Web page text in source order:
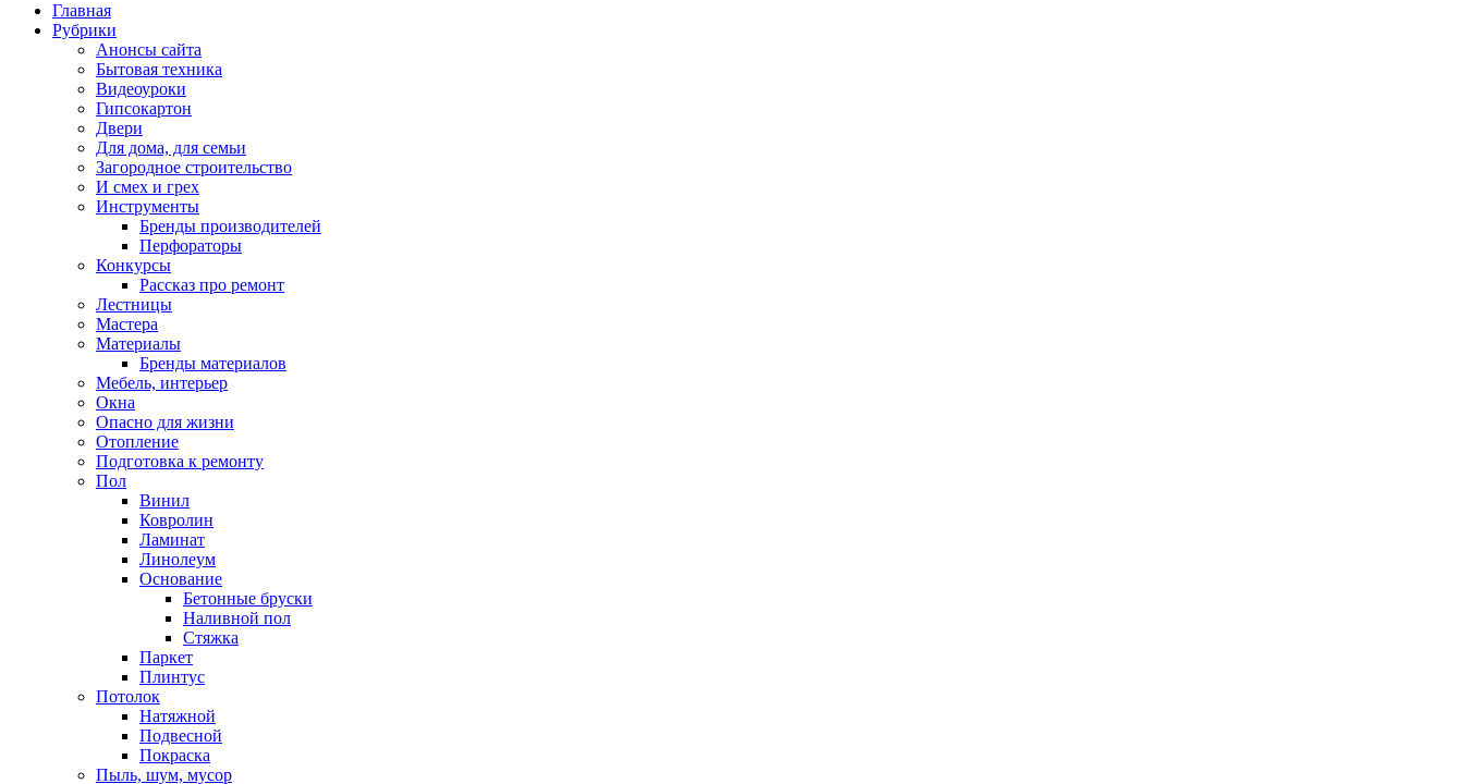
Главная
Рубрики
Анонсы сайта
Бытовая техника
Видеоуроки
Гипсокартон
Двери
Для дома, для семьи
Загородное строительство
И смех и грех
Инструменты
Бренды производителей
Перфораторы
Конкурсы
Рассказ про ремонт
Лестницы
Мастера
Материалы
Бренды материалов
Мебель, интерьер
Окна
Опасно для жизни
Отопление
Подготовка к ремонту
Пол
Винил
Ковролин
Ламинат
Линолеум
Основание
Бетонные бруски
Наливной пол
Стяжка
Паркет
Плинтус
Потолок
Натяжной
Подвесной
Покраска
Пыль, шум, мусор